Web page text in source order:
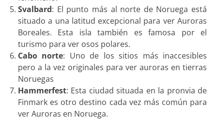
Svalbard: El punto más al norte de Noruega está
situado a una latitud excepcional para ver Auroras
Boreales. Esta isla también es famosa por el
turismo para ver osos polares.
Cabo norte: Uno de los sitios más inaccesibles
pero a la vez originales para ver auroras en tierras
Noruegas
Hammerfest: Esta ciudad situada en la pronvia de
Finmark es otro destino cada vez más común para
ver Auroras en Noruega.